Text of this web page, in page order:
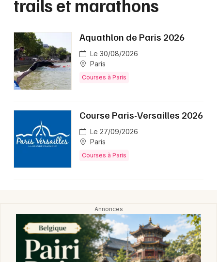
Activité & Expérience
Manifestations
Concerts
Expos
Sorties & loisirs
Colmar
Lyon
Marseille
Mulhouse
Montpellier
Nantes
Nice
Strasbourg
Toutes les villes
trails et marathons
Aquathlon de Paris 2026
Le 30/08/2026
Paris
Courses à Paris
Course Paris-Versailles 2026
Le 27/09/2026
Paris
Courses à Paris
Quand ?
Effacer les dates